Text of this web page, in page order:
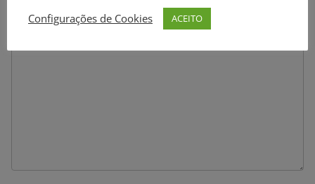
Configurações de Cookies
ACEITO